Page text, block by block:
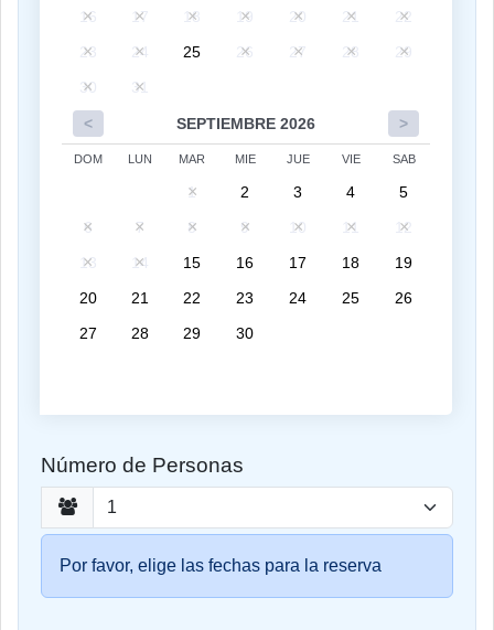
16
17 18 19 20 21
22
23
24 25 26 27 28
29
30
31
< SEPTIEMBRE 2026 >
DOM LUN MAR MIE JUE VIE SAB
1 2 3 4
5
6
7 8 9 10 11
12
13
14 15 16 17 18
19
20
21 22 23 24 25
26
27
28 29 30
Número de Personas
Por favor, elige las fechas para la reserva